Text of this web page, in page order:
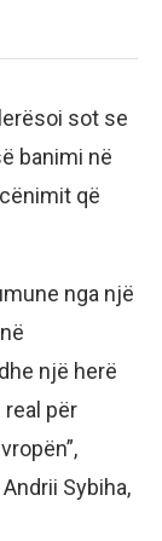
sot se
banimi në
që
nga një
një herë
për
Sybiha,